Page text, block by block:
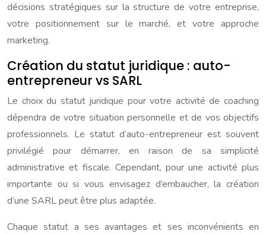
décisions stratégiques sur la structure de votre entreprise,
votre positionnement sur le marché, et votre approche
marketing.
Création du statut juridique : auto-
entrepreneur vs SARL
Le choix du statut juridique pour votre activité de coaching
dépendra de votre situation personnelle et de vos objectifs
professionnels. Le statut d’auto-entrepreneur est souvent
privilégié pour démarrer, en raison de sa simplicité
administrative et fiscale. Cependant, pour une activité plus
importante ou si vous envisagez d’embaucher, la création
d’une SARL peut être plus adaptée.
Chaque statut a ses avantages et ses inconvénients en